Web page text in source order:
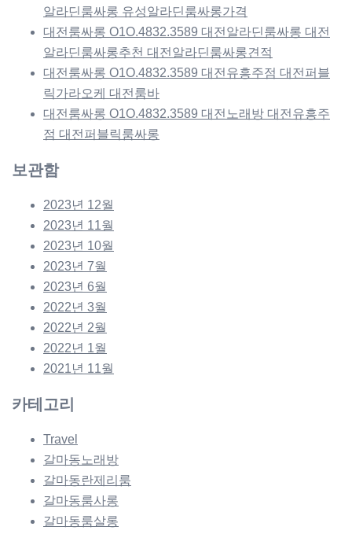
알라딘룸싸롱 유성알라딘룸싸롱가격
대전룸싸롱 O1O.4832.3589 대전알라딘룸싸롱 대전
알라딘룸싸롱추천 대전알라딘룸싸롱견적
대전룸싸롱 O1O.4832.3589 대전유흥주점 대전퍼블
릭가라오케 대전룸바
대전룸싸롱 O1O.4832.3589 대전노래방 대전유흥주
점 대전퍼블릭룸싸롱
보관함
2023년 12월
2023년 11월
2023년 10월
2023년 7월
2023년 6월
2022년 3월
2022년 2월
2022년 1월
2021년 11월
카테고리
Travel
갈마동노래방
갈마동란제리룸
갈마동룸사롱
갈마동룸살롱